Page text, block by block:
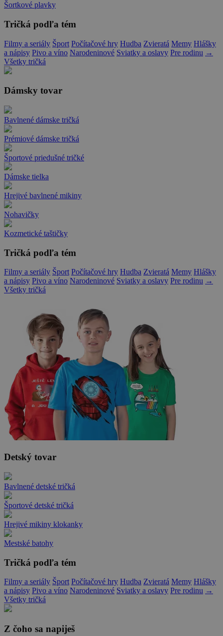
Šortkové plavky
Tričká podľa tém
Filmy a seriály Šport Počítačové hry Hudba Zvieratá Memy Hlášky
a nápisy Pivo a víno Narodeninové Sviatky a oslavy Pre rodinu →
Všetky tričká
Dámsky tovar
Bavlnené dámske tričká
Prémiové dámske tričká
Športové priedušné tričké
Dámske tielka
Hrejivé bavlnené mikiny
Nohavičky
Kozmetické taštičky
Tričká podľa tém
Filmy a seriály Šport Počítačové hry Hudba Zvieratá Memy Hlášky
a nápisy Pivo a víno Narodeninové Sviatky a oslavy Pre rodinu →
Všetky tričká
Detský tovar
Bavlnené detské tričká
Športové detské tričká
Hrejivé mikiny klokanky
Mestské batohy
Tričká podľa tém
Filmy a seriály Šport Počítačové hry Hudba Zvieratá Memy Hlášky
a nápisy Pivo a víno Narodeninové Sviatky a oslavy Pre rodinu →
Všetky tričká
Z čoho sa napiješ